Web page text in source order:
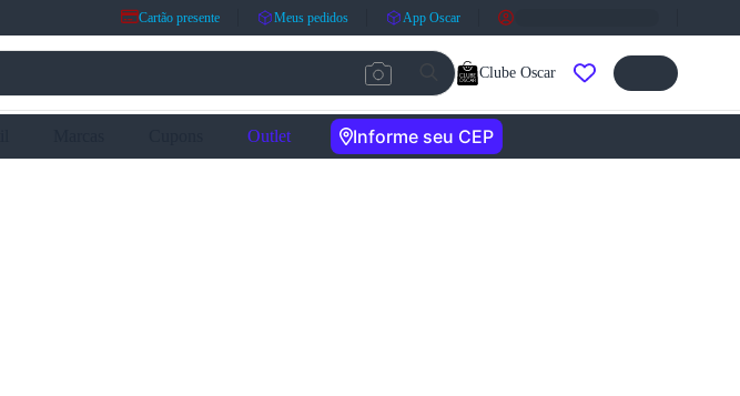
Cartão presente Meus pedidos App Oscar
Clube Oscar
Outlet Informe seu CEP